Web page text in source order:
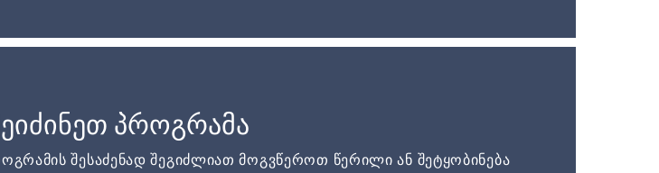
პროგრამა
შესაძენად შეგიძლიათ მოგვწეროთ წერილი ან შეტყობინება